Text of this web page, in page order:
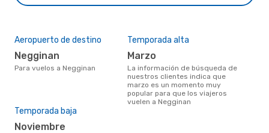
Aeropuerto de destino
Negginan
Para vuelos a Negginan
Temporada alta
marzo
La información de búsqueda de
nuestros clientes indica que
marzo es un momento muy
popular para que los viajeros
vuelen a Negginan
Temporada baja
noviembre